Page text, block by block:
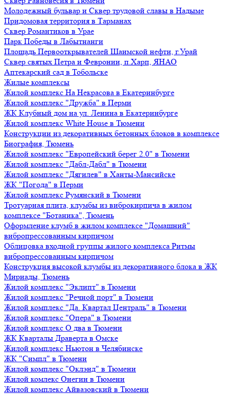
Молодежный бульвар и Сквер трудовой славы в Надыме
Придомовая территория в Тарманах
Сквер Романтиков в Урае
Парк Победы в Лабытнанги
Площадь Первооткрывателей Шаимской нефти, г.Урай
Сквер святых Петра и Февронии, п.Харп, ЯНАО
Аптекарский сад в Тобольске
Жилые комплексы
Жилой комплекс На Некрасова в Екатеринбурге
Жилой комплекс "Дружба" в Перми
ЖК Клубный дом на ул. Ленина в Екатеринбурге
Жилой комплекс White House в Тюмени
Конструкции из декоративных бетонных блоков в комплексе
Биография, Тюмень
Жилой комплекс "Европейский берег 2.0" в Тюмени
Жилой комплекс "Дабл-Дабл" в Тюмени
Жилой комплекс "Дягилев" в Ханты-Мансийске
ЖК "Погода" в Перми
Жилой комплекс Румянский в Тюмени
Тротуарная плита, клумбы из виброкирпича в жилом
комплексе "Ботаника", Тюмень
Оформление клумб в жилом комплексе "Домашний"
вибропрессованным кирпичом
Облицовка входной группы жилого комплекса Ритмы
вибропрессованным кирпичом
Конструкция высокой клумбы из декоративного блока в ЖК
Мириады, Тюмень
Жилой комплекс "Эклипт" в Тюмени
Жилой комплекс "Речной порт" в Тюмени
Жилой комплекс "Да. Квартал Централь" в Тюмени
Жилой комплекс "Опера" в Тюмени
Жилой комплекс О два в Тюмени
ЖК Кварталы Драверта в Омске
Жилой комплекс Ньютон в Челябинске
ЖК "Симпл" в Тюмени
Жилой комплекс "Оклэнд" в Тюмени
Жилой комлекс Онегин в Тюмени
Жилой комплекс Айвазовский в Тюмени